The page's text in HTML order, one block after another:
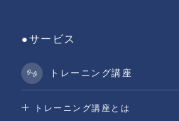
●サービス
トレーニング講座
トレーニング講座とは